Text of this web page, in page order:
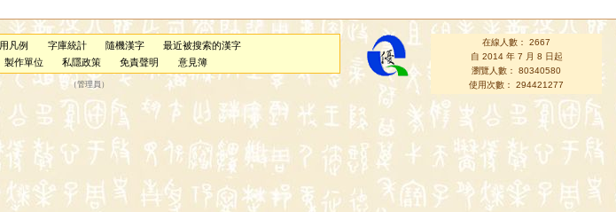
凡例 字庫統計 隨機漢字
最近被搜索的漢字
製作單位 私隱政策 免責聲明 意見簿
（管理員 ）
在線人數： 2667
自 2014 年 7 月 8 日起
瀏覽人數： 80340580
使用次數： 294421277